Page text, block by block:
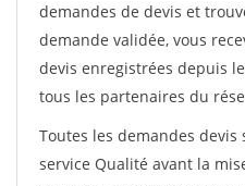
demandes de devis et
demande validée, vous
devis enregistrées depuis
tous les partenaires du
Toutes les demandes
service Qualité avant la